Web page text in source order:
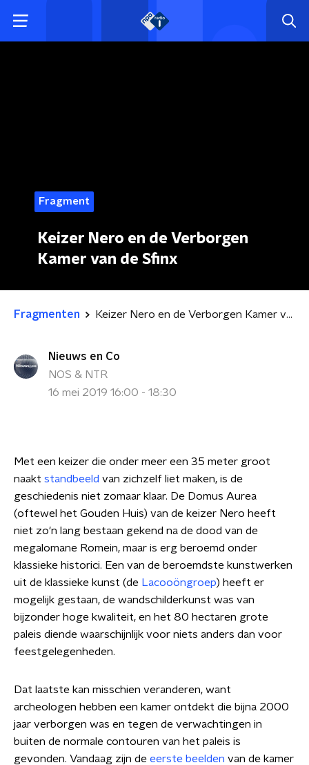
Fragment
Keizer Nero en de Verborgen
Kamer van de Sfinx
Fragmenten Keizer Nero en de Verborgen Kamer van de Sfinx
Nieuws en Co
NOS & NTR
16 mei 2019 16:00 - 18:30
Met een keizer die onder meer een 35 meter groot
naakt standbeeld van zichzelf liet maken, is de
geschiedenis niet zomaar klaar. De Domus Aurea
(oftewel het Gouden Huis) van de keizer Nero heeft
niet zo'n lang bestaan gekend na de dood van de
megalomane Romein, maar is erg beroemd onder
klassieke historici. Een van de beroemdste kunstwerken
uit de klassieke kunst (de Lacooöngroep) heeft er
mogelijk gestaan, de wandschilderkunst was van
bijzonder hoge kwaliteit, en het 80 hectaren grote
paleis diende waarschijnlijk voor niets anders dan voor
feestgelegenheden.
Dat laatste kan misschien veranderen, want
archeologen hebben een kamer ontdekt die bijna 2000
jaar verborgen was en tegen de verwachtingen in
buiten de normale contouren van het paleis is
gevonden. Vandaag zijn de eerste beelden van de kamer